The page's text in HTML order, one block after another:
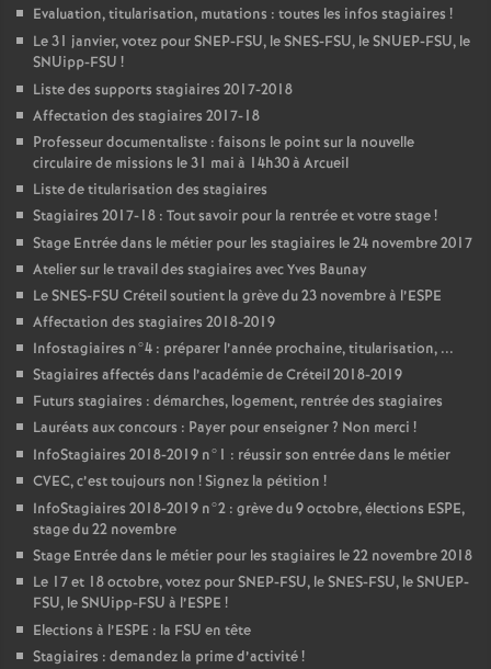
Evaluation, titularisation, mutations : toutes les infos stagiaires !
Le 31 janvier, votez pourSNEP-FSU, leSNES-FSU, leSNUEP-FSU, le
SNUipp-FSU !
Liste des supports stagiaires 2017-2018
Affectation des stagiaires 2017-18
Professeur documentaliste : faisons le point sur la nouvelle
circulaire de missions le 31 mai à 14h30 à Arcueil
Liste de titularisation des stagiaires
Stagiaires 2017-18 : Tout savoir pour la rentrée et votre stage!
Stage Entrée dans le métier pour les stagiaires le 24 novembre 2017
Atelier sur le travail des stagiaires avec Yves Baunay
LeSNES-FSU Créteil soutient la grève du 23 novembre à l’ESPE
Affectation des stagiaires 2018-2019
Infostagiaires n°4 : préparer l’année prochaine, titularisation, ...
Stagiaires affectés dans l’académie de Créteil 2018-2019
Futurs stagiaires : démarches, logement, rentrée des stagiaires
Lauréats aux concours : Payer pour enseigner? Non merci !
InfoStagiaires 2018-2019 n°1 : réussir son entrée dans le métier
CVEC, c’est toujours non ! Signez la pétition !
InfoStagiaires 2018-2019 n°2 : grève du 9 octobre, élections ESPE,
stage du 22 novembre
Stage Entrée dans le métier pour les stagiaires le 22 novembre 2018
Le 17 et 18 octobre, votez pourSNEP-FSU, leSNES-FSU, leSNUEP-
FSU, le SNUipp-FSU à l’ESPE !
Elections à l’ESPE : la FSU en tête
Stagiaires : demandez la prime d’activité!